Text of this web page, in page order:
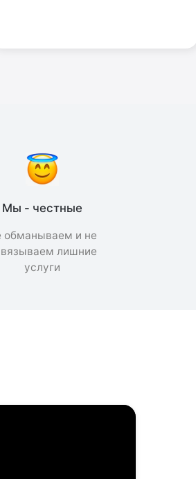
Мы - честные
обманываем и не
лишние
услуги